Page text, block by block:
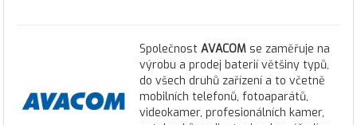
Společnost AVACOM se zaměřuje na
výrobu a prodej baterií většiny typů,
do všech druhů zařízení a to včetně
mobilních telefonů, fotoaparátů,
videokamer, profesionálních kamer,